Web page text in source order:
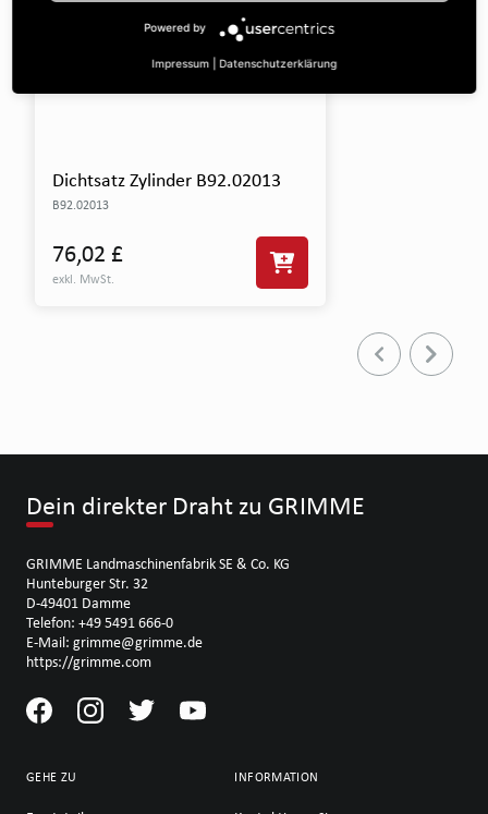
Dichtsatz Zylinder B92.02013
B92.02013
76,02 £
exkl. MwSt.
Dein direkter Draht zu GRIMME
GRIMME Landmaschinenfabrik SE & Co. KG
Hunteburger Str. 32
D-49401 Damme
Telefon: +49 5491 666-0
E-Mail: grimme@grimme.de
https://grimme.com
GEHE ZU INFORMATION
Powered by
Impressum Datenschutzerklärung